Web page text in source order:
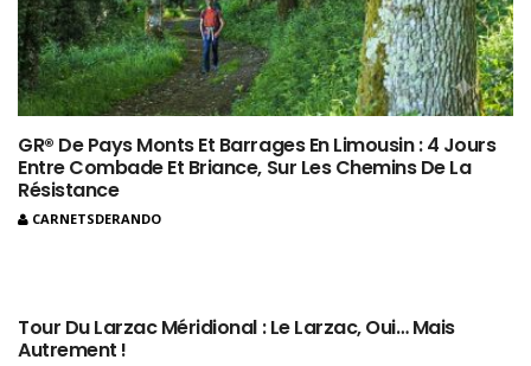
GR® De Pays Monts Et Barrages En Limousin : 4 Jours
Entre Combade Et Briance, Sur Les Chemins De La
Résistance
CARNETSDERANDO
Tour Du Larzac Méridional : Le Larzac, Oui… Mais
Autrement !